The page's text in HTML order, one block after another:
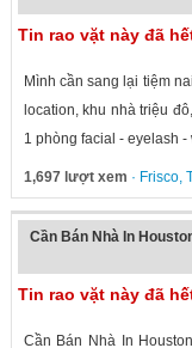
Tin rao vặt này đã
Mình cần sang lại tiệm
location, khu nhà triệu
1 phòng facial - eyelash
1,697 lượt xem · Frisco,
Cần Bán Nhà In
Tin rao vặt này đã
Cần Bán Nhà In